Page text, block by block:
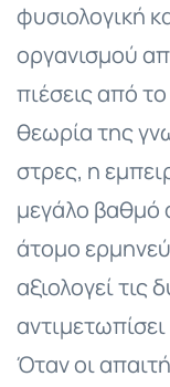
φυσιολογική
οργανισμού
πιέσεις από
θεωρία της
στρες, η
μεγάλο βαθμό
άτομο
αξιολογεί τις
Όταν οι